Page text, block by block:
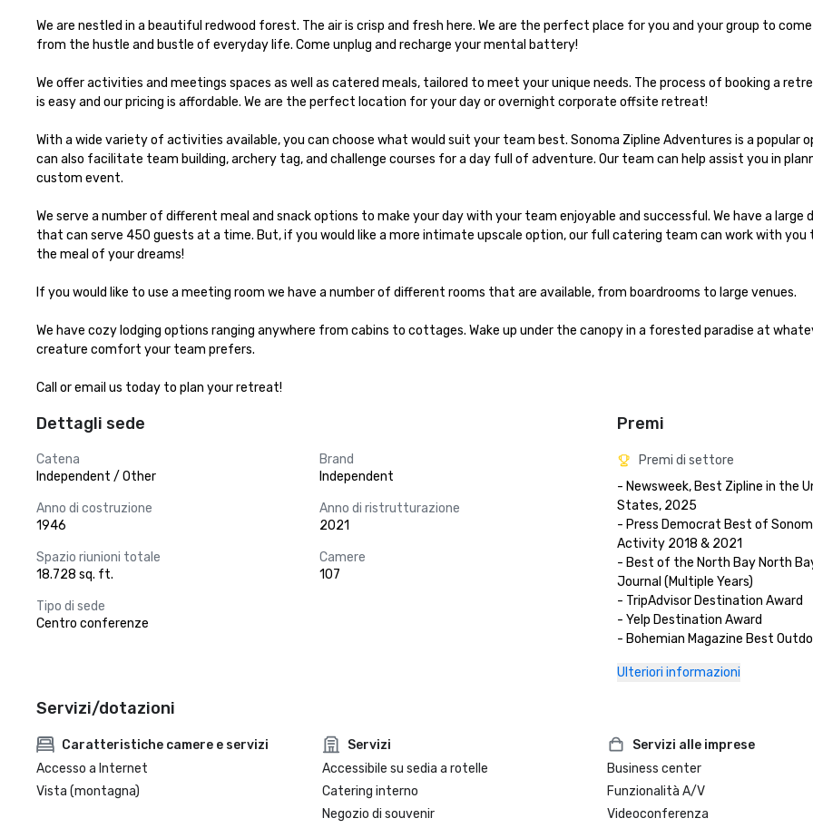
We are nestled in a beautiful redwood forest. The air is crisp and fresh here. We are the perfect place for you and your group to
from the hustle and bustle of everyday life. Come unplug and recharge your mental battery!
We offer activities and meetings spaces as well as catered meals, tailored to meet your unique needs. The process of booking a
is easy and our pricing is affordable. We are the perfect location for your day or overnight corporate offsite retreat!
With a wide variety of activities available, you can choose what would suit your team best. Sonoma Zipline Adventures is a popular
can also facilitate team building, archery tag, and challenge courses for a day full of adventure. Our team can help assist you in
custom event.
We serve a number of different meal and snack options to make your day with your team enjoyable and successful. We have a large
that can serve 450 guests at a time. But, if you would like a more intimate upscale option, our full catering team can work with you
the meal of your dreams!
If you would like to use a meeting room we have a number of different rooms that are available, from boardrooms to large venues.
We have cozy lodging options ranging anywhere from cabins to cottages. Wake up under the canopy in a forested paradise at
creature comfort your team prefers.
Call or email us today to plan your retreat!
Dettagli sede
Catena
Independent / Other
Brand
Independent
Anno di costruzione
1946
Anno di ristrutturazione
2021
Spazio riunioni totale
18.728 sq. ft.
Camere
107
Tipo di sede
Centro conferenze
Premi
Premi di settore
- Newsweek, Best Zipline in the
States, 2025
- Press Democrat Best of
Activity 2018 & 2021
- Best of the North Bay North
Journal (Multiple Years)
- TripAdvisor Destination Award
- Yelp Destination Award
- Bohemian Magazine Best
Ulteriori informazioni
Servizi/dotazioni
Caratteristiche camere e servizi
Accesso a Internet
Vista (montagna)
Servizi
Accessibile su sedia a rotelle
Catering interno
Negozio di souvenir
Servizi alle imprese
Business center
Funzionalità A/V
Videoconferenza